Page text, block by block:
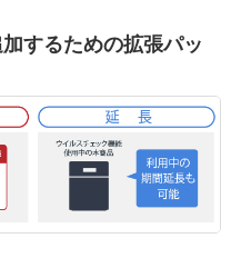
するための拡張パッ